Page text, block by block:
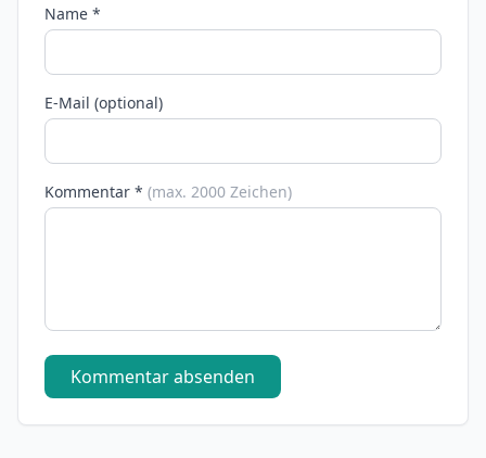
Name *
E-Mail (optional)
Kommentar * (max. 2000 Zeichen)
Kommentar absenden